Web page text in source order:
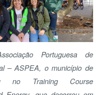
Portuguesa de
ASPEA, o município de
Training Course
3 e 6 de outubro, no
– Local Action for the
pelo programa
City
focus
taken
Ler